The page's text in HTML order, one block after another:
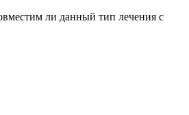
ли данный тип лечения с